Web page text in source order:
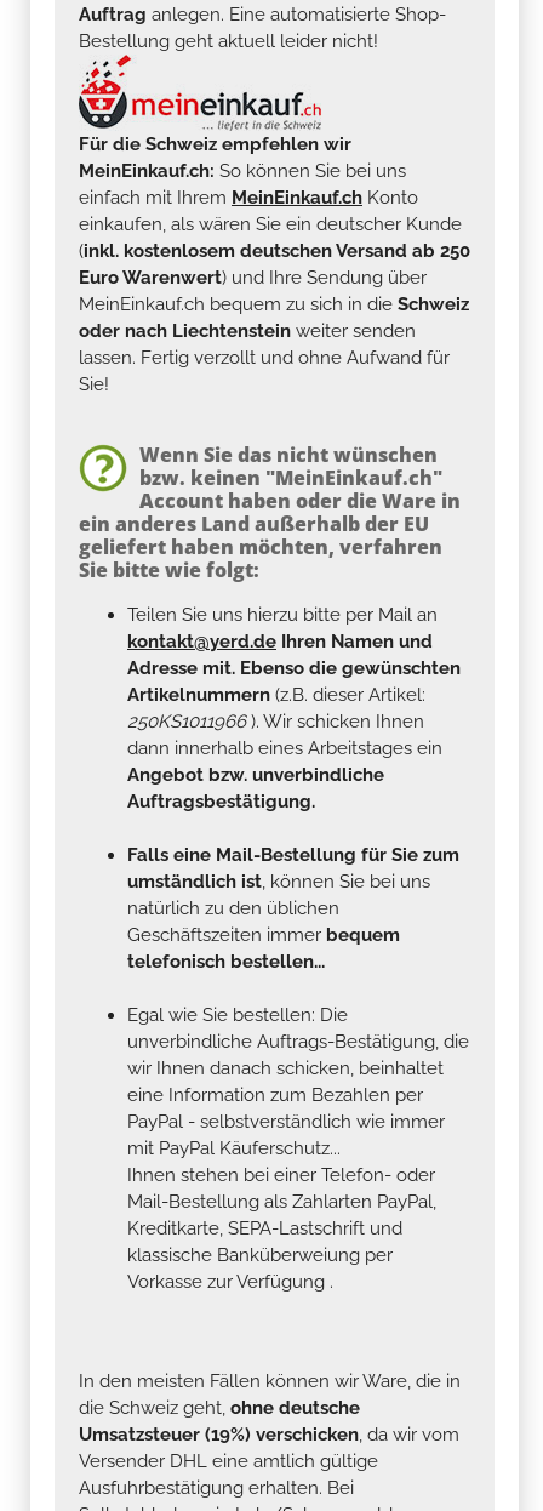
Auftrag anlegen. Eine automatisierte Shop-
Bestellung geht aktuell leider nicht!
Für die Schweiz empfehlen wir
MeinEinkauf.ch: So können Sie bei uns
einfach mit Ihrem MeinEinkauf.ch Konto
einkaufen, als wären Sie ein deutscher Kunde
(inkl. kostenlosem deutschen Versand ab 250
Euro Warenwert) und Ihre Sendung über
MeinEinkauf.ch bequem zu sich in die Schweiz
oder nach Liechtenstein weiter senden
lassen. Fertig verzollt und ohne Aufwand für
Sie!
Wenn Sie das nicht wünschen
bzw. keinen "MeinEinkauf.ch"
Account haben oder die Ware in
ein anderes Land außerhalb der EU
geliefert haben möchten, verfahren
Sie bitte wie folgt:
Teilen Sie uns hierzu bitte per Mail an
kontakt@yerd.de Ihren Namen und
Adresse mit. Ebenso die gewünschten
Artikelnummern (z.B. dieser Artikel:
250KS1011966). Wir schicken Ihnen
dann innerhalb eines Arbeitstages ein
Angebot bzw. unverbindliche
Auftragsbestätigung.
Falls eine Mail-Bestellung für Sie zum
umständlich ist, können Sie bei uns
natürlich zu den üblichen
Geschäftszeiten immer bequem
telefonisch bestellen...
Egal wie Sie bestellen: Die
unverbindliche Auftrags-Bestätigung, die
wir Ihnen danach schicken, beinhaltet
eine Information zum Bezahlen per
PayPal - selbstverständlich wie immer
mit PayPal Käuferschutz...
Ihnen stehen bei einer Telefon- oder
Mail-Bestellung als Zahlarten PayPal,
Kreditkarte, SEPA-Lastschrift und
klassische Banküberweiung per
Vorkasse zur Verfügung .
In den meisten Fällen können wir Ware, die in
die Schweiz geht, ohne deutsche
Umsatzsteuer (19%) verschicken, da wir vom
Versender DHL eine amtlich gültige
Ausfuhrbestätigung erhalten. Bei